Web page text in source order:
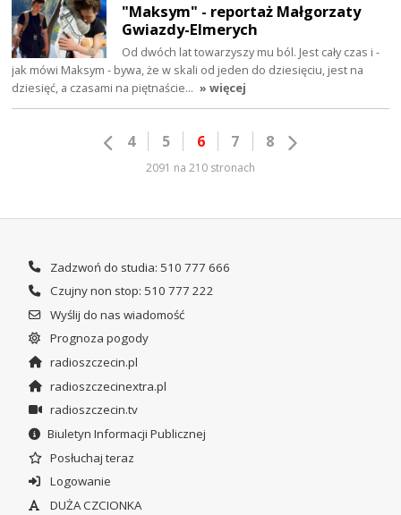
"Maksym" - reportaż Małgorzaty
Gwiazdy-Elmerych
Od dwóch lat towarzyszy mu ból. Jest cały czas i -
jak mówi Maksym - bywa, że w skali od jeden do dziesięciu, jest na
dziesięć, a czasami na piętnaście… » więcej
4 5 6 7 8
2091 na 210 stronach
Zadzwoń do studia: 510 777 666
Czujny non stop: 510 777 222
Wyślij do nas wiadomość
Prognoza pogody
radioszczecin.pl
radioszczecinextra.pl
radioszczecin.tv
Biuletyn Informacji Publicznej
Posłuchaj teraz
Logowanie
DUŻA CZCIONKA